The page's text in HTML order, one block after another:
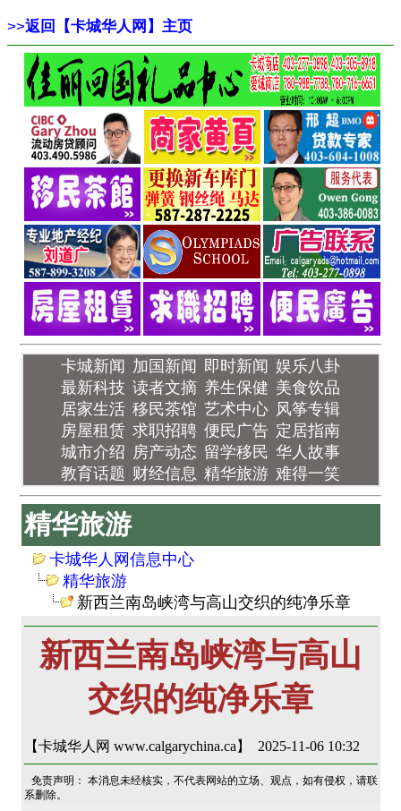
>>返回【卡城华人网】主页
卡城新闻 加国新闻 即时新闻 娱乐八卦
最新科技 读者文摘 养生保健 美食饮品
居家生活 移民茶馆 艺术中心 风筝专辑
房屋租赁 求职招聘 便民广告 定居指南
城市介绍 房产动态 留学移民 华人故事
教育话题 财经信息 精华旅游 难得一笑
精华旅游
卡城华人网信息中心
精华旅游
新西兰南岛峡湾与高山交织的纯净乐章
新西兰南岛峡湾与高山
交织的纯净乐章
【卡城华人网 www.calgarychina.ca】 2025-11-06 10:32
免责声明： 本消息未经核实，不代表网站的立场、观点，如有侵权，请联
系删除。